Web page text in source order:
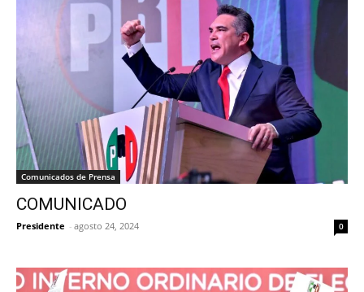
Comunicados de Prensa
COMUNICADO
Presidente - agosto 24, 2024 0